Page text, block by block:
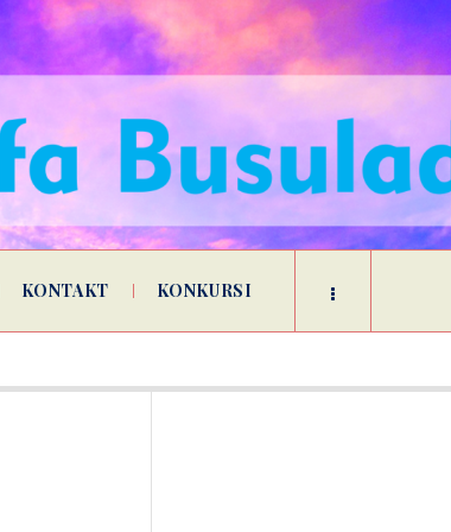
KONTAKT KONKURSI